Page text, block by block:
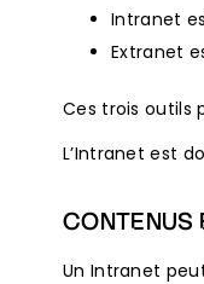
Intranet
Extranet
Ces trois outils
L’Intranet est
CONTENUS
Un Intranet